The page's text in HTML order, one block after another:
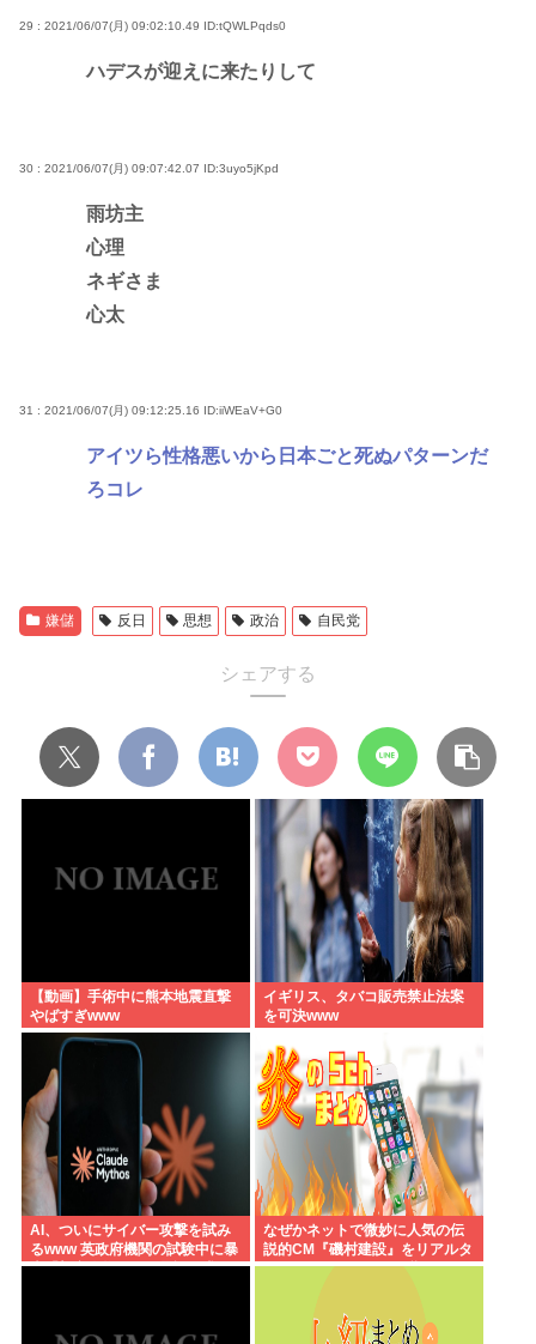
29 : 2021/06/07(月) 09:02:10.49 ID:tQWLPqds0
ハデスが迎えに来たりして
30 : 2021/06/07(月) 09:07:42.07 ID:3uyo5jKpd
雨坊主
心理
ネギさま
心太
31 : 2021/06/07(月) 09:12:25.16 ID:iiWEaV+G0
アイツら性格悪いから日本ごと死ぬパターンだ
ろコレ
嫌儲 反日 思想 政治 自民党
シェアする
【動画】手術中に熊本地震直撃
やばすぎwww
イギリス、タバコ販売禁止法案
を可決www
AI、ついにサイバー攻撃を試み
るwww 英政府機関の試験中に暴
走「架空人物になり承認要求」
なぜかネットで微妙に人気の伝
説的CM『磯村建設』をリアルタ
イムで見たことあるお爺さんモ